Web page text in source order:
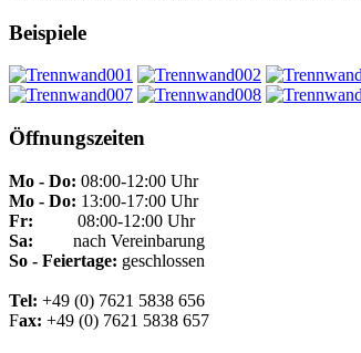
Beispiele
Öffnungszeiten
Mo - Do: 08:00-12:00 Uhr
Mo - Do: 13:00-17:00 Uhr
Fr: 08:00-12:00 Uhr
Sa: nach Vereinbarung
So - Feiertage: geschlossen
Tel: +49 (0) 7621 5838 656
Fax: +49 (0) 7621 5838 657